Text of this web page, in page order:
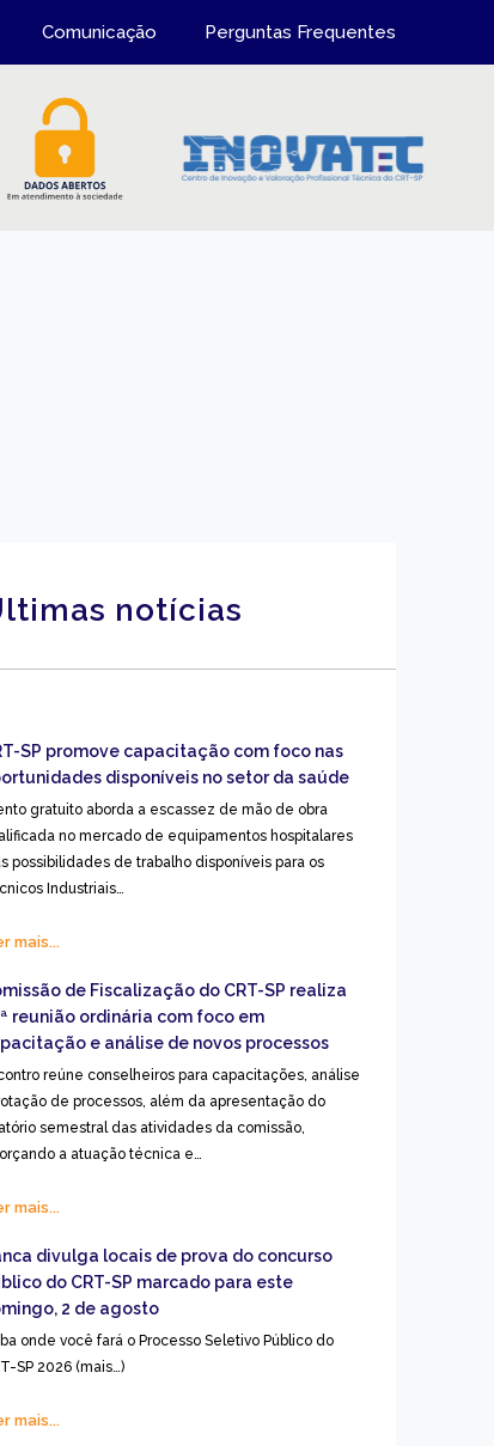
Comunicação Perguntas Frequentes
notícias
SP promove capacitação com foco nas
disponíveis no setor da saúde
gratuito aborda a escassez de mão de obra
no mercado de equipamentos hospitalares
possibilidades de trabalho disponíveis para os
Industriais…
mais...
de Fiscalização do CRT-SP realiza
reunião ordinária com foco em
e análise de novos processos
reúne conselheiros para capacitações, análise
de processos, além da apresentação do
semestral das atividades da comissão,
a atuação técnica e…
mais...
divulga locais de prova do concurso
do CRT-SP marcado para este
2 de agosto
onde você fará o Processo Seletivo Público do
SP 2026 (mais…)
mais...